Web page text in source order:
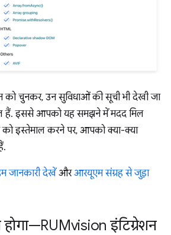
को चुनकर, उन सुविधाओं की सूची भी देखी जा
हैं. इससे आपको यह समझने में मदद मिल
इस्तेमाल करने पर, आपको क्या-क्या
जानकारी देखें औरआरयूएम संग्रह से जुड़ा
इंटिग्रेशन